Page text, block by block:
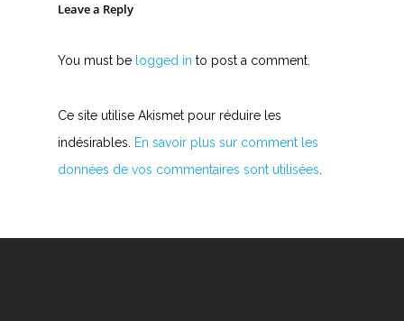
Leave a Reply
You must be logged in to post a comment.
Ce site utilise Akismet pour réduire les
indésirables.
En savoir plus sur comment les
données de vos commentaires sont utilisées